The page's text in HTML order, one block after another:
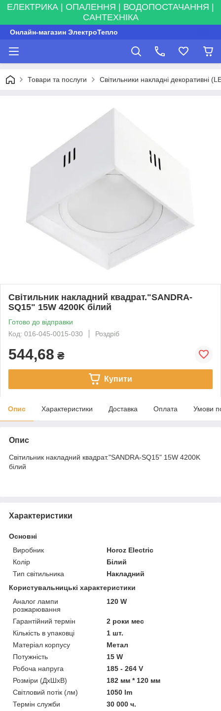
ЕЛЕКТРИКА | ОПАЛЕННЯ | ВОДОПОСТАЧАННЯ |
САНТЕХНІКА
Онлайн-магазин ЭлектроТепло
Товари та послуги Світильники накладні декоративні
Світильник накладний квадрат."SANDRA-
SQ15" 15W 4200K білий
Готово до відправки
Код: 016-045-0015-030
Роздріб
544,68 ₴
Купити
Опис Характеристики Доставка Оплата Умови
Опис
Світильник накладний квадрат."SANDRA-SQ15" 15W 4200K
білий
Характеристики
Основні
Виробник
Horoz Electric
Колір
Білий
Тип світильника
Накладний
Користувальницькі характеристики
Аналог лампи
розжарювання
120 W
Гарантійний термін
2 роки мес
Кількість в упаковці
1 шт.
Матеріал корпусу
Метал
Потужність
15 W
Робоча напруга
185 - 264 V
Розміри (ДхШхВ)
182 мм * 120 мм
Світловий потік (лм)
1050 lm
Термін служби
30 000 ч.